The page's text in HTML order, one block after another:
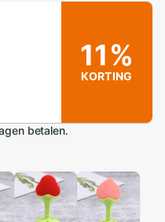
11%
KORTING
betalen.